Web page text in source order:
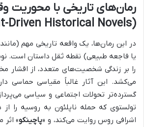
رمان‌های تاریخی با محوریت
(Event-Driven Historical Novels)
در این رمان‌ها، یک واقعه تاریخی مهم
یا فاجعه طبیعی) نقطه ثقل داستان است.
را بر زندگی شخصیت‌های متعدد، از اقشار
می‌کشد. این آثار غالباً مقیاسی حماسی
گسترده‌تر تحولات اجتماعی و سیاسی
تولستوی که حمله ناپلئون به روسیه را از
اشرافی روس روایت می‌کند، و «پاچینکو»